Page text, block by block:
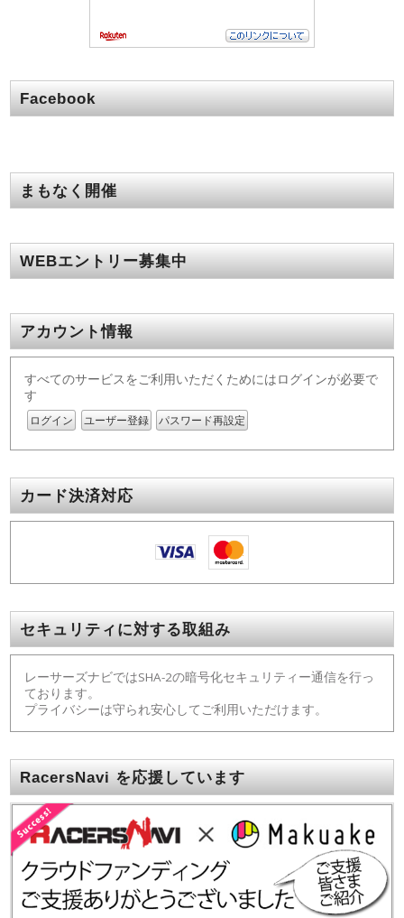
Facebook
まもなく開催
WEBエントリー募集中
アカウント情報
すべてのサービスをご利用いただくためにはログインが必要で
す
ログイン ユーザー登録 パスワード再設定
カード決済対応
セキュリティに対する取組み
レーサーズナビではSHA-2の暗号化セキュリティー通信を行っ
ております。
プライバシーは守られ安心してご利用いただけます。
RacersNavi を応援しています